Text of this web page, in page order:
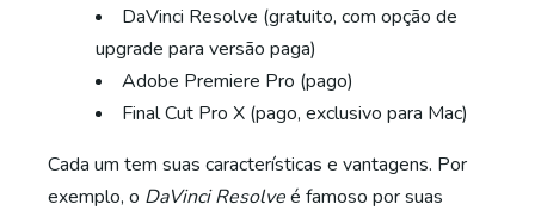
DaVinci Resolve (gratuito, com opção de
upgrade para versão paga)
Adobe Premiere Pro (pago)
Final Cut Pro X (pago, exclusivo para Mac)
Cada um tem suas características e vantagens. Por
exemplo, o DaVinci Resolveé famoso por suas